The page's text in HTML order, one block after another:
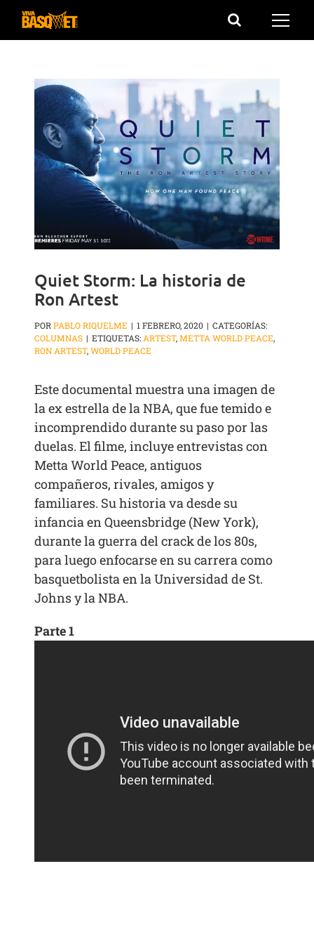
Saltar
Quiet Storm: La historia de
Ron Artest
PORPABLO RIQUELME | 1 FEBRERO, 2020 | CATEGORÍAS:
COLUMNAS | ETIQUETAS: ARTEST,METTA WORLD PEACE,
RON ARTEST,WORLD PEACE
Este documental muestra una imagen de
la ex estrella de la NBA, que fue temido e
incomprendido durante su paso por las
duelas. El filme, incluye entrevistas con
Metta World Peace, antiguos
compañeros, rivales, amigos y
familiares. Su historia va desde su
infancia en Queensbridge (New York),
durante la guerra del crack de los 80s,
para luego enfocarse en su carrera como
basquetbolista en la Universidad de St.
Johns y la NBA.
Parte 1